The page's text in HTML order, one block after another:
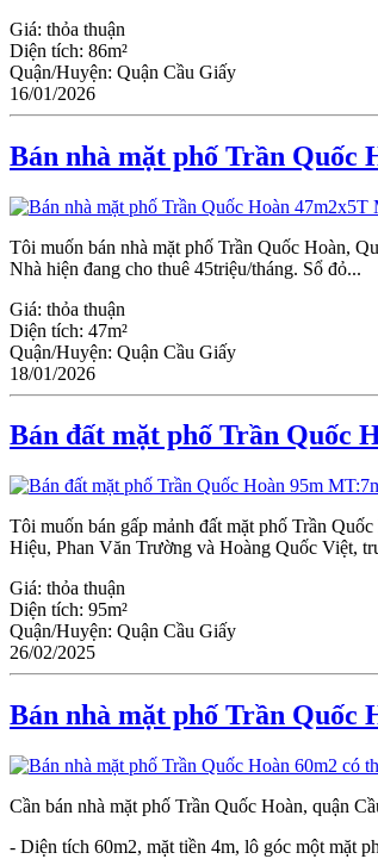
Giá: thỏa thuận
Diện tích: 86m²
Quận/Huyện: Quận Cầu Giấy
16/01/2026
Bán nhà mặt phố Trần Quốc
Tôi muốn bán nhà mặt phố Trần Quốc Hoàn,
Nhà hiện đang cho thuê 45triệu/tháng. Sổ đỏ...
Giá: thỏa thuận
Diện tích: 47m²
Quận/Huyện: Quận Cầu Giấy
18/01/2026
Bán đất mặt phố Trần Quốc
Tôi muốn bán gấp mảnh đất mặt phố Trần
Hiệu, Phan Văn Trường và Hoàng Quốc Việt,
Giá: thỏa thuận
Diện tích: 95m²
Quận/Huyện: Quận Cầu Giấy
26/02/2025
Bán nhà mặt phố Trần Quốc
Cần bán nhà mặt phố Trần Quốc Hoàn, quận
- Diện tích 60m2, mặt tiền 4m, lô góc một mặt